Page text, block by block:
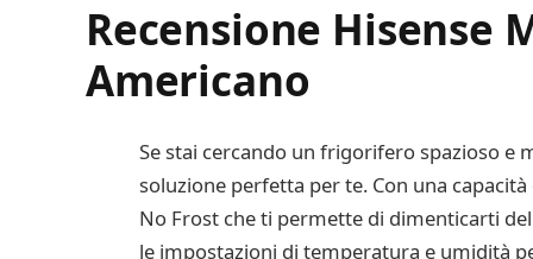
Recensione Hisense
Americano
Se stai cercando un frigorifero spazioso e
soluzione perfetta per te. Con una
No Frost che ti permette di dimenticarti
le impostazioni di temperatura e umidità